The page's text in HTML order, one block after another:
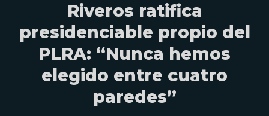
Riveros ratifica
presidenciable propio del
PLRA: “Nunca hemos
elegido entre cuatro
paredes”